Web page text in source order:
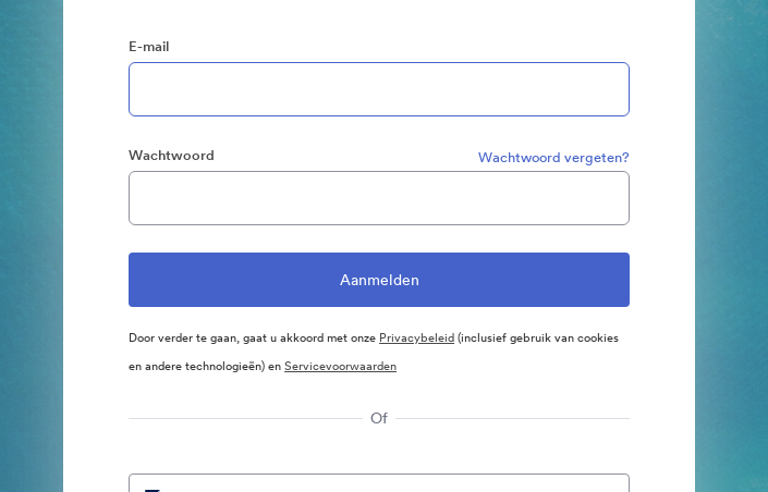
E-mail
Wachtwoord Wachtwoord vergeten?
Door verder te gaan, gaat u akkoord met onze Privacybeleid(inclusief gebruik van cookies
en andere technologieën) enServicevoorwaarden
Of